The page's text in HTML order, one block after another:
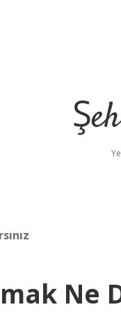
Ne